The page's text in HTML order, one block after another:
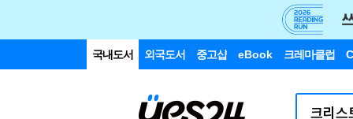
국내도서 외국도서 중고샵 eBook 크레마클럽